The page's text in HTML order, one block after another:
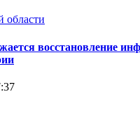
области
восстановление